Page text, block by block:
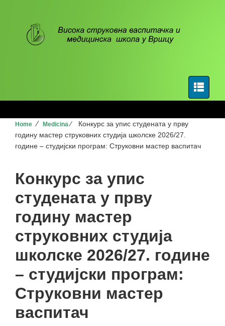
Home ⁄ Medicina⁄
Конкурс за упис студената у прву
годину мастер струковних студија школске 2026/27.
године – студијски програм: Струковни мастер васпитач
Конкурс за упис
студената у прву
годину мастер
струковних студија
школске 2026/27. године
– студијски програм:
Струковни мастер
васпитач